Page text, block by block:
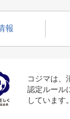
報
コジマは、
認定ルール
しています。